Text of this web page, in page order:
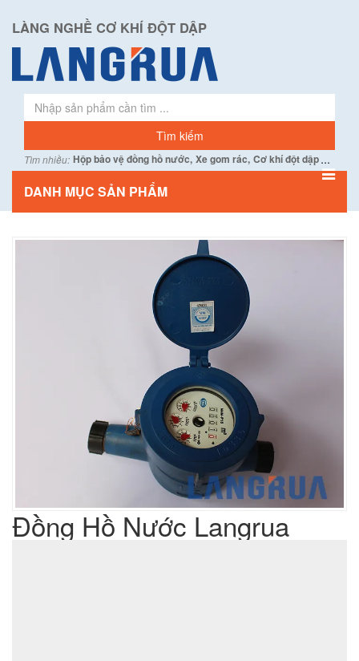
LÀNG NGHỀ CƠ KHÍ ĐỘT DẬP
Tìm nhiều: Hộp bảo vệ đồng hồ nước, Xe gom rác, Cơ khí đột dập...
DANH MỤC SẢN PHẨM
Đồng Hồ Nước Langrua